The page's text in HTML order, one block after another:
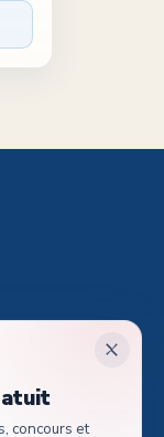
concours et